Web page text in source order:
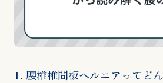
1. 腰椎椎間板ヘルニアってど